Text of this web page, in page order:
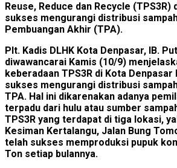
Reuse, Reduce dan Recycle (TPS3R)
sukses mengurangi distribusi
Pembuangan Akhir (TPA).
Plt. Kadis DLHK Kota Denpasar, IB.
diwawancarai Kamis (10/9)
keberadaan TPS3R di Kota
sukses mengurangi distribusi
TPA. Hal ini dikarenakan adanya
terpadu dari hulu atau sumber
TPS3R yang terdapat di tiga lokasi,
Kesiman Kertalangu, Jalan Bung
telah sukses memproduksi pupuk
Ton setiap bulannya.